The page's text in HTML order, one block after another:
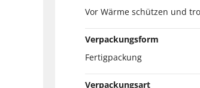
Vor Wärme schützen und
Verpackungsform
Fertigpackung
Verpackungsart